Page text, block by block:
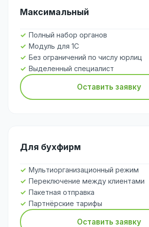
Максимальный
Полный набор органов
Модуль для 1С
Без ограничений по числу юрлиц
Выделенный специалист
Оставить заявку
Для бухфирм
Мультиорганизационный режим
Переключение между клиентами
Пакетная отправка
Партнёрские тарифы
Оставить заявку